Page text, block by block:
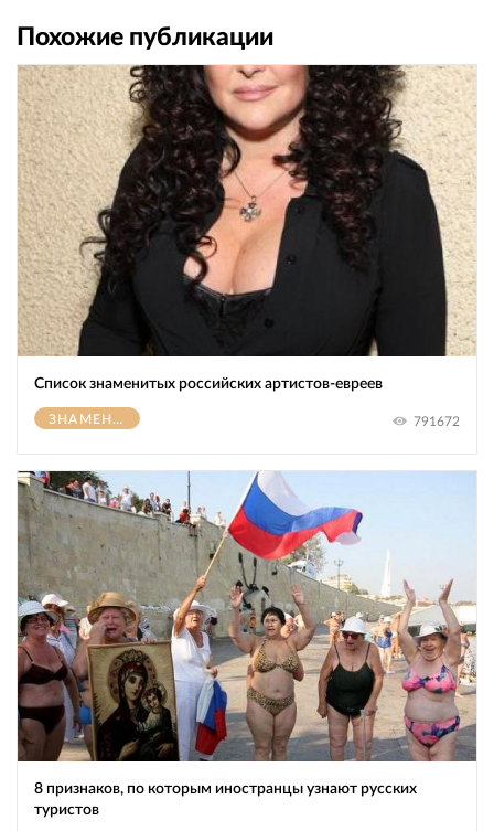
Похожие публикации
Список знаменитых российских артистов-евреев
ЗНАМЕНИТОСТИ 791672
8 признаков, по которым иностранцы узнают русских
туристов